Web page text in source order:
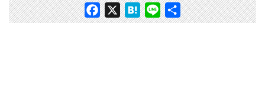
Facebook
X Hatena
Line 共
有